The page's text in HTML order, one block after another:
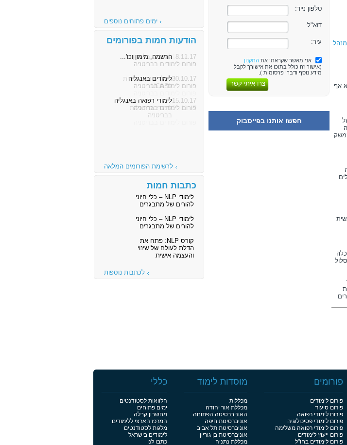
טלפון נייד:
דוא"ל:
עיר:
אני מאשר שקראתי את התקנון
(אישור זה כולל בתוכו את אישורך לקבל
מידע נוסף ודברי פרסומות ).
צרו איתי קשר
חפשו אותנו בפייסבוק
אף
ימים פתוחים נוספים
הודעות חמות בפורומים
8.11.17 הרשמה, מימון וכו'...
פורום לימודים בבריטניה
30.10.17לימודים באנגליה
פורום לימודים בבריטניה
15.10.17לימודי רפואה באנגליה
פורום לימודים בבריטניה
לרשימת הפורומים המלאה
כתבות חמות
לימודי NLP – כלי חיוני
להורים של מתבגרים
לימודי NLP – כלי חיוני
להורים של מתבגרים
קורס NLP: פתח את
הדלת לעולם של שינוי
והעצמה אישית
לכתבות נוספות
פורומים
פורום לימודים
פורום סיעוד
פורום לימודי רפואה
פורום לימודי פסיכולוגיה
פורום לימודי רפואה משלימה
פורום ייעוץ לימודים
פורום לימודים בחו"ל
מוסדות לימוד
מכללות
מכללת אור יהודה
האוניברסיטה הפתוחה
אוניברסיטת חיפה
אוניברסיטת תל אביב
אוניברסיטת בן גוריון
מכללת נתניה
כללי
הלוואות לסטודנטים
ימים פתוחים
מחשבון קבלה
המרכז הארצי ללימודים
מלגות לסטודנטים
לימודים בישראל
כתבו לנו